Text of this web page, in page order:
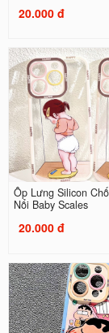
20.000 đ
Ốp Lưng Silicon
Nổi Baby Scales
20.000 đ